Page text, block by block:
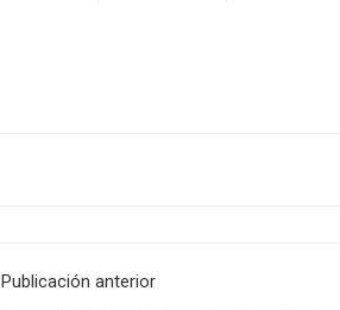
Publicación anterior